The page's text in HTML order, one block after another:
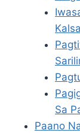
Sa
Paano